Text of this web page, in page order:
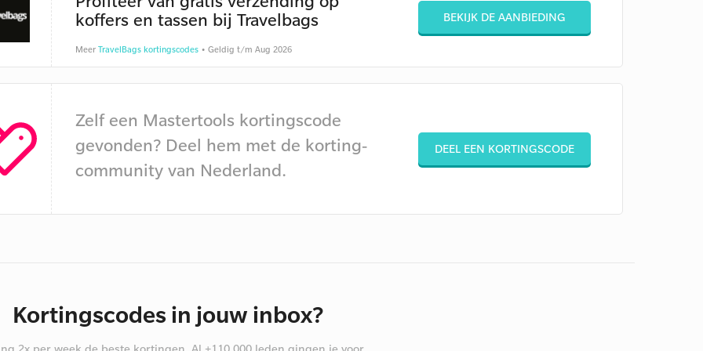
koffers en tassen bij Travelbags
Meer TravelBags kortingscodes• Geldig t/m Aug 2026
BEKIJK DE AANBIEDING
Zelf een Mastertools kortingscode
gevonden? Deel hem met de korting-
community van Nederland.
DEEL EEN KORTINGSCODE
Kortingscodes in jouw inbox?